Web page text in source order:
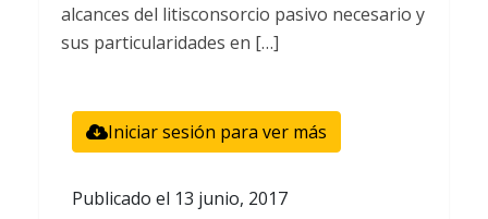
alcances del litisconsorcio pasivo necesario y
sus particularidades en […]
Iniciar sesión para ver más
Publicado el 13 junio, 2017